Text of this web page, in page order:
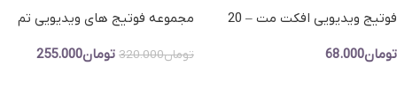
فوتیج ویدیویی افکت مت – 20
تومان68.000
مجموعه فوتیج های ویدیویی تم
میلی متری
تومان320.000 تومان255.000